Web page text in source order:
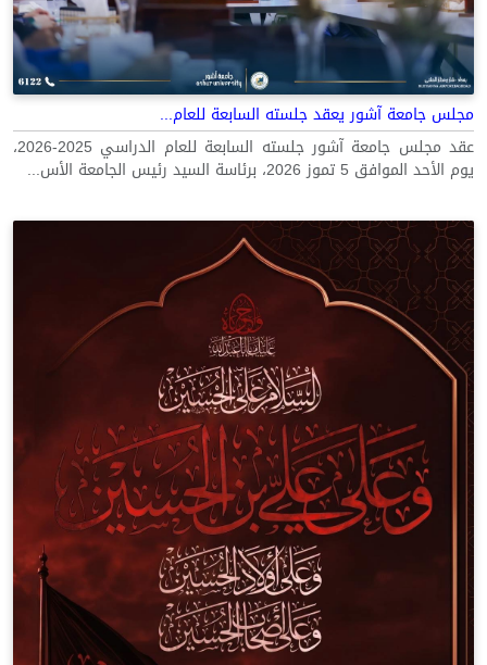
مجلس جامعة آشور يعقد جلسته السابعة للعام...
عقد مجلس جامعة آشور جلسته السابعة للعام الدراسي 2025-2026،
يوم الأحد الموافق 5 تموز 2026، برئاسة السيد رئيس الجامعة الأس...